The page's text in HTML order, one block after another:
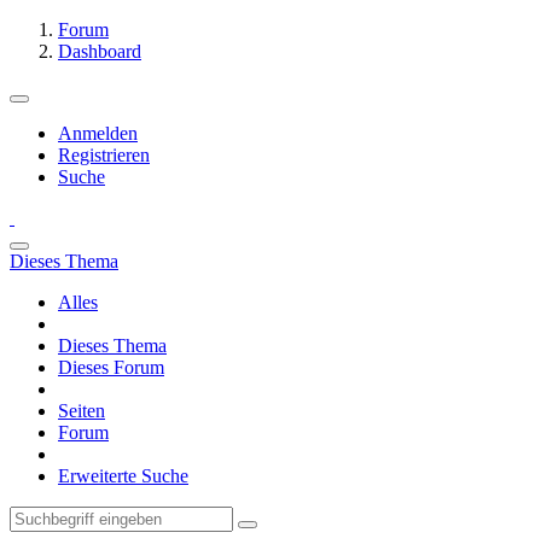
Forum
Dashboard
Anmelden
Registrieren
Suche
Dieses Thema
Alles
Dieses Thema
Dieses Forum
Seiten
Forum
Erweiterte Suche